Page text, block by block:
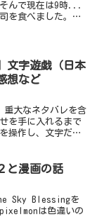
んで現在は9時...
を食べました。最
文字遊戯（日本
想など
重大なネタバレを含
を手に入れるまで
操作し、文字だけ
が読むことができ
つ...
と漫画の話
Sky Blessingを
は色違いの